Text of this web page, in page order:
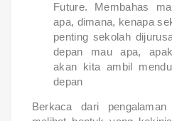
Future. Membahas
apa, dimana, kenapa
penting sekolah
depan mau apa,
akan kita ambil
depan
Berkaca dari